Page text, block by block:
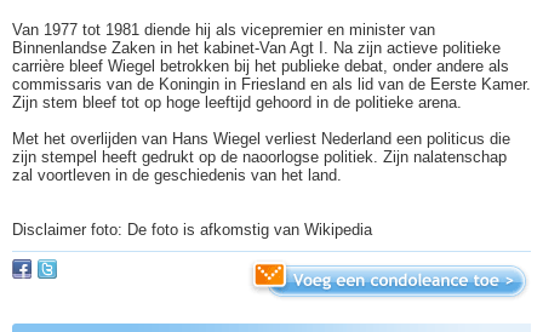
Van 1977 tot 1981 diende hij als vicepremier en minister van
Binnenlandse Zaken in het kabinet-Van Agt I. Na zijn actieve politieke
carrière bleef Wiegel betrokken bij het publieke debat, onder andere als
commissaris van de Koningin in Friesland en als lid van de Eerste Kamer.
Zijn stem bleef tot op hoge leeftijd gehoord in de politieke arena.
Met het overlijden van Hans Wiegel verliest Nederland een politicus die
zijn stempel heeft gedrukt op de naoorlogse politiek. Zijn nalatenschap
zal voortleven in de geschiedenis van het land.
Disclaimer foto: De foto is afkomstig van Wikipedia